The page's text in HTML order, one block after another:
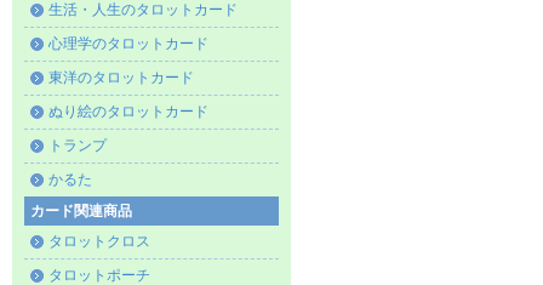
生活・人生のタロットカード
心理学のタロットカード
東洋のタロットカード
ぬり絵のタロットカード
トランプ
かるた
カード関連商品
タロットクロス
タロットポーチ